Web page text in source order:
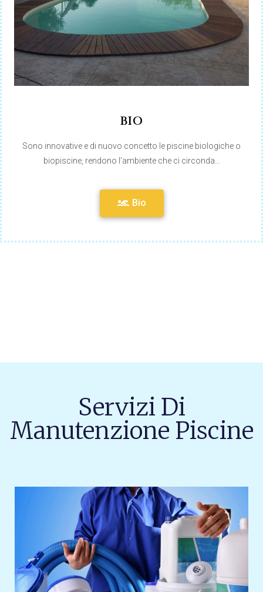
BIO
Sono innovative e di nuovo concetto le piscine biologiche o
biopiscine, rendono l’ambiente che ci circonda…
Bio
Servizi Di
Manutenzione Piscine